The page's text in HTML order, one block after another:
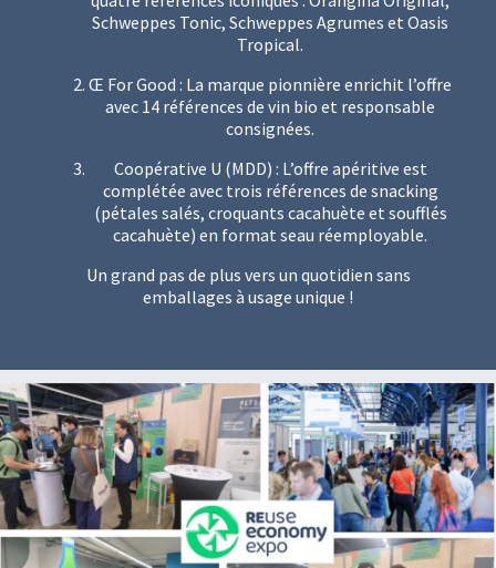
Schweppes Tonic, Schweppes Agrumes et Oasis
Tropical.
Œ For Good : La marque pionnière enrichit l’offre
avec 14 références de vin bio et responsable
consignées.
Coopérative U (MDD) : L’offre apéritive est
complétée avec trois références de snacking
(pétales salés, croquants cacahuète et soufflés
cacahuète) en format seau réemployable.
Un grand pas de plus vers un quotidien sans
emballages à usage unique !